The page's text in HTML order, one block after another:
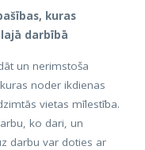
kuras
darbībā
un nerimstoša
noder ikdienas
vietas mīlestība.
ko dari, un
darbu var doties ar